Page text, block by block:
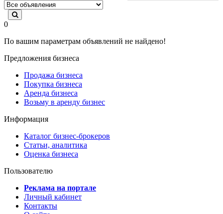
0
По вашим параметрам объявлений не найдено!
Предложения бизнеса
Продажа бизнеса
Покупка бизнеса
Аренда бизнеса
Возьму в аренду бизнес
Информация
Каталог бизнес-брокеров
Статьи, аналитика
Оценка бизнеса
Пользователю
Реклама на портале
Личный кабинет
Контакты